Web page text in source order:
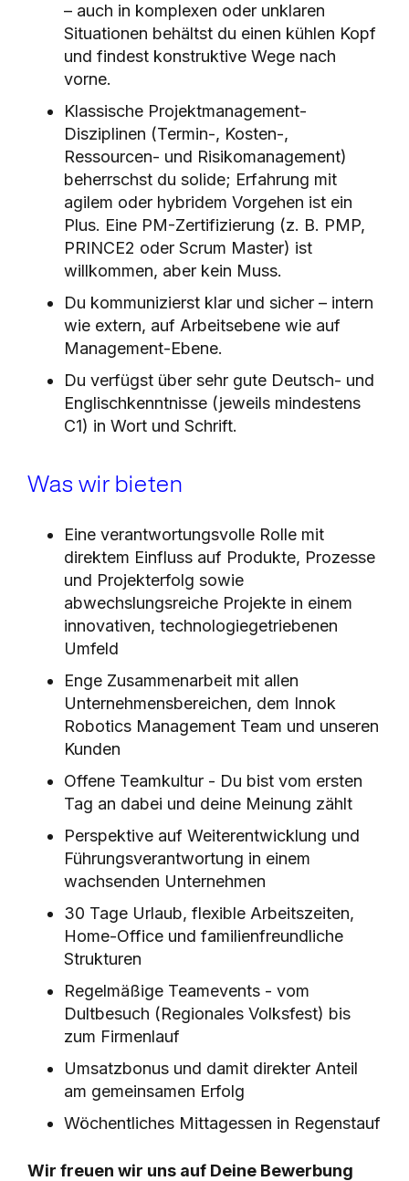
– auch in komplexen oder unklaren
Situationen behältst du einen kühlen Kopf
und findest konstruktive Wege nach
vorne.
Klassische Projektmanagement-
Disziplinen (Termin-, Kosten-,
Ressourcen- und Risikomanagement)
beherrschst du solide; Erfahrung mit
agilem oder hybridem Vorgehen ist ein
Plus. Eine PM-Zertifizierung (z. B. PMP,
PRINCE2 oder Scrum Master) ist
willkommen, aber kein Muss.
Du kommunizierst klar und sicher – intern
wie extern, auf Arbeitsebene wie auf
Management-Ebene.
Du verfügst über sehr gute Deutsch- und
Englischkenntnisse (jeweils mindestens
C1) in Wort und Schrift.
Was wir bieten
Eine verantwortungsvolle Rolle mit
direktem Einfluss auf Produkte, Prozesse
und Projekterfolg sowie
abwechslungsreiche Projekte in einem
innovativen, technologiegetriebenen
Umfeld
Enge Zusammenarbeit mit allen
Unternehmensbereichen, dem Innok
Robotics Management Team und unseren
Kunden
Offene Teamkultur - Du bist vom ersten
Tag an dabei und deine Meinung zählt
Perspektive auf Weiterentwicklung und
Führungsverantwortung in einem
wachsenden Unternehmen
30 Tage Urlaub, flexible Arbeitszeiten,
Home-Office und familienfreundliche
Strukturen
Regelmäßige Teamevents - vom
Dultbesuch (Regionales Volksfest) bis
zum Firmenlauf
Umsatzbonus und damit direkter Anteil
am gemeinsamen Erfolg
Wöchentliches Mittagessen in Regenstauf
Wir freuen wir uns auf Deine Bewerbung